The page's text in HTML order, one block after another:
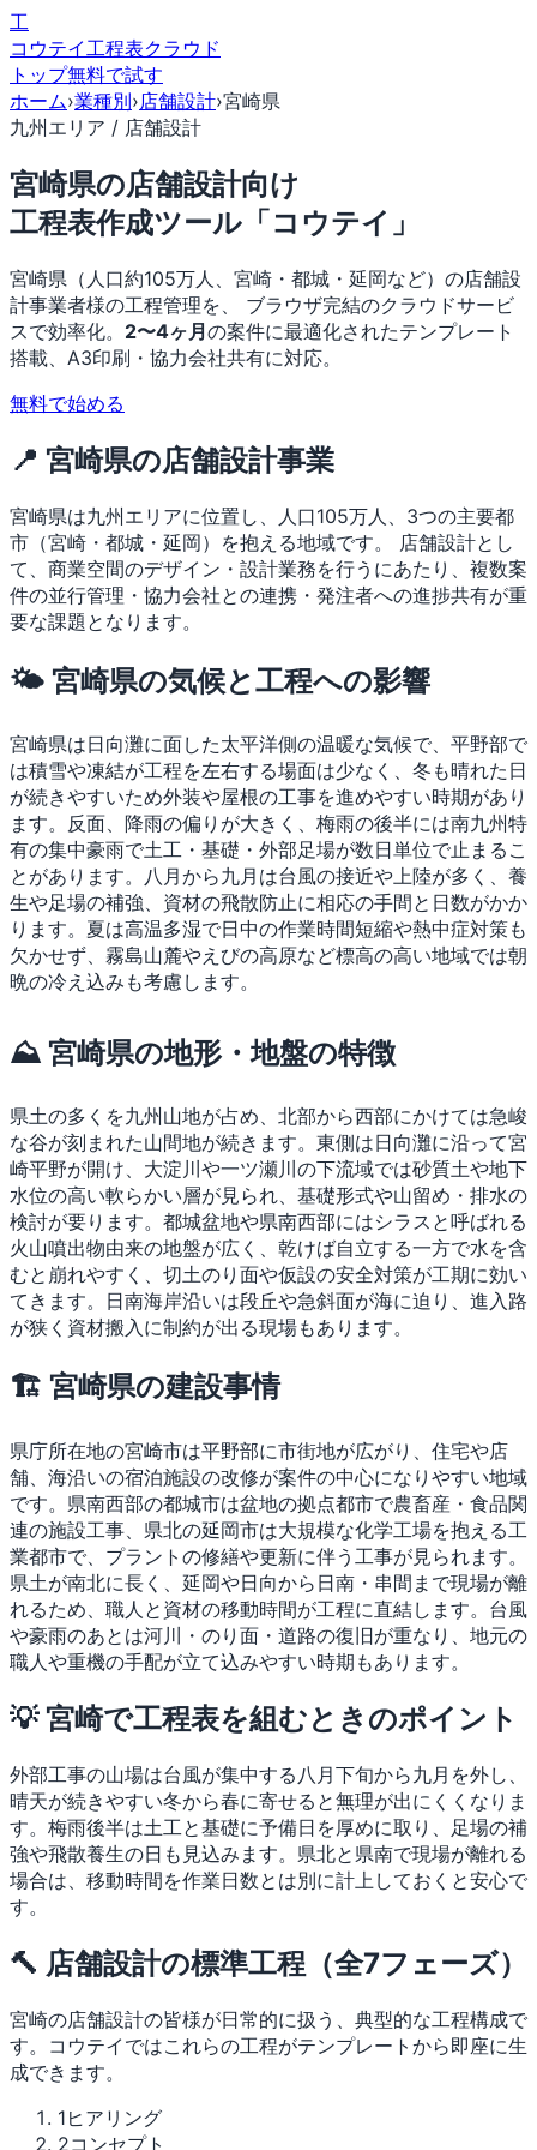
工
コウテイ工程表クラウド
トップ無料で試す
ホーム›業種別›店舗設計›宮崎県
九州エリア / 店舗設計
宮崎県の店舗設計向け
工程表作成ツール「コウテイ」
宮崎県（人口約105万人、宮崎・都城・延岡など）の店舗設
計事業者様の工程管理を、 ブラウザ完結のクラウドサービ
スで効率化。 2〜4ヶ月の案件に最適化されたテンプレート
搭載、A3印刷・協力会社共有に対応。
無料で始める
📍 宮崎県の店舗設計事業
宮崎県は九州エリアに位置し、人口105万人、3つの主要都
市（宮崎・都城・延岡）を抱える地域です。 店舗設計とし
て、商業空間のデザイン・設計業務を行うにあたり、複数案
件の並行管理・協力会社との連携・発注者への進捗共有が重
要な課題となります。
🌤 宮崎県の気候と工程への影響
宮崎県は日向灘に面した太平洋側の温暖な気候で、平野部で
は積雪や凍結が工程を左右する場面は少なく、冬も晴れた日
が続きやすいため外装や屋根の工事を進めやすい時期があり
ます。反面、降雨の偏りが大きく、梅雨の後半には南九州特
有の集中豪雨で土工・基礎・外部足場が数日単位で止まるこ
とがあります。八月から九月は台風の接近や上陸が多く、養
生や足場の補強、資材の飛散防止に相応の手間と日数がかか
ります。夏は高温多湿で日中の作業時間短縮や熱中症対策も
欠かせず、霧島山麓やえびの高原など標高の高い地域では朝
晩の冷え込みも考慮します。
⛰ 宮崎県の地形・地盤の特徴
県土の多くを九州山地が占め、北部から西部にかけては急峻
な谷が刻まれた山間地が続きます。東側は日向灘に沿って宮
崎平野が開け、大淀川や一ツ瀬川の下流域では砂質土や地下
水位の高い軟らかい層が見られ、基礎形式や山留め・排水の
検討が要ります。都城盆地や県南西部にはシラスと呼ばれる
火山噴出物由来の地盤が広く、乾けば自立する一方で水を含
むと崩れやすく、切土のり面や仮設の安全対策が工期に効い
てきます。日南海岸沿いは段丘や急斜面が海に迫り、進入路
が狭く資材搬入に制約が出る現場もあります。
🏗 宮崎県の建設事情
県庁所在地の宮崎市は平野部に市街地が広がり、住宅や店
舗、海沿いの宿泊施設の改修が案件の中心になりやすい地域
です。県南西部の都城市は盆地の拠点都市で農畜産・食品関
連の施設工事、県北の延岡市は大規模な化学工場を抱える工
業都市で、プラントの修繕や更新に伴う工事が見られます。
県土が南北に長く、延岡や日向から日南・串間まで現場が離
れるため、職人と資材の移動時間が工程に直結します。台風
や豪雨のあとは河川・のり面・道路の復旧が重なり、地元の
職人や重機の手配が立て込みやすい時期もあります。
💡 宮崎で工程表を組むときのポイント
外部工事の山場は台風が集中する八月下旬から九月を外し、
晴天が続きやすい冬から春に寄せると無理が出にくくなりま
す。梅雨後半は土工と基礎に予備日を厚めに取り、足場の補
強や飛散養生の日も見込みます。県北と県南で現場が離れる
場合は、移動時間を作業日数とは別に計上しておくと安心で
す。
🔨 店舗設計の標準工程（全7フェーズ）
宮崎の店舗設計の皆様が日常的に扱う、典型的な工程構成で
す。コウテイではこれらの工程がテンプレートから即座に生
成できます。
1 ヒアリング
2コンセプト